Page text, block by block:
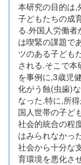
本研究の目的は,
子どもたちの成
る.外国人労働
は喫緊の課題で
ツのある子ども
される.そこで
を事例に,3歳児
化がう蝕(虫歯)
なった.特に,所
国人世帯の子ど
社会的統合の程
はみられなかっ
社会から十分な
育環境を悪化さ